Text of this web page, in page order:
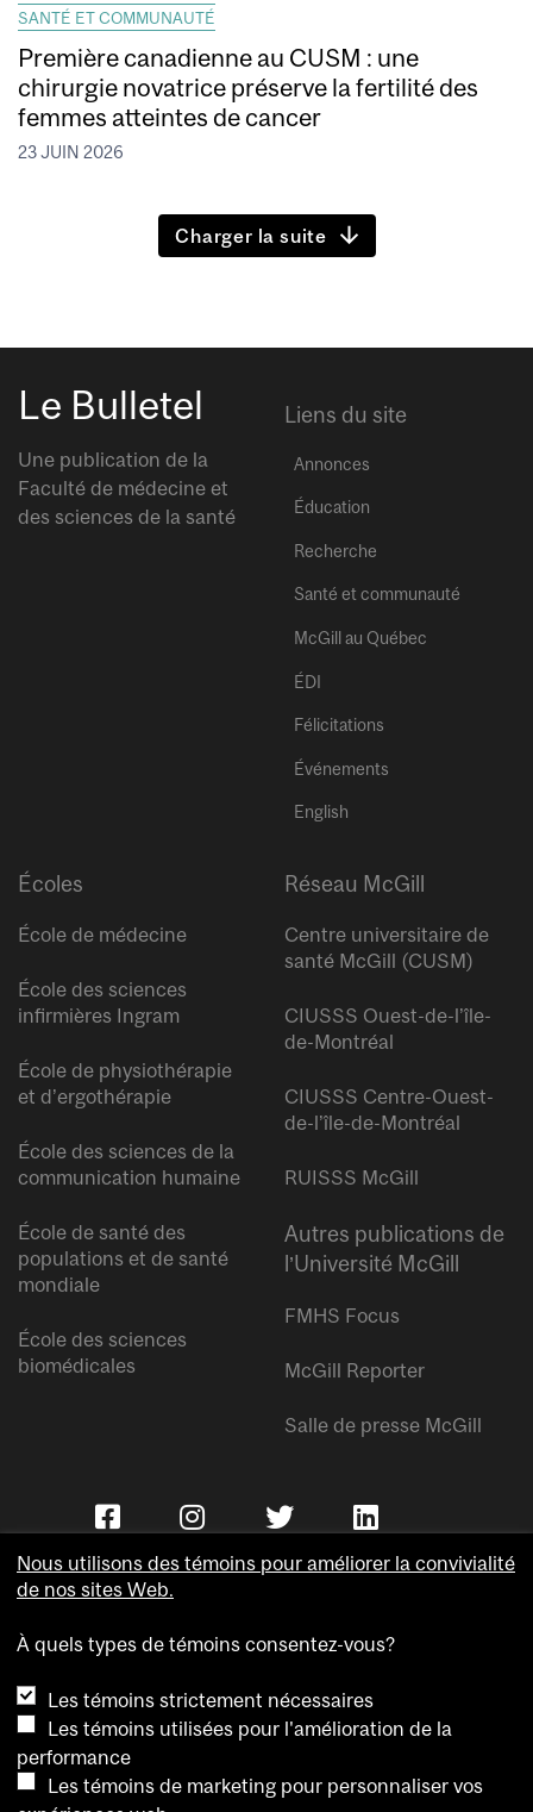
SANTÉ ET COMMUNAUTÉ
Première canadienne au CUSM : une
chirurgie novatrice préserve la fertilité des
femmes atteintes de cancer
23 JUIN 2026
Charger la suite
Le Bulletel
Une publication de la
Faculté de médecine et
des sciences de la santé
Liens du site
Annonces
Éducation
Recherche
Santé et communauté
McGill au Québec
ÉDI
Félicitations
Événements
English
Écoles
École de médecine
École des sciences
infirmières Ingram
École de physiothérapie
et d’ergothérapie
École des sciences de la
communication humaine
École de santé des
populations et de santé
mondiale
École des sciences
biomédicales
Réseau McGill
Centre universitaire de
santé McGill (CUSM)
CIUSSS Ouest-de-l’île-
de-Montréal
CIUSSS Centre-Ouest-
de-l’île-de-Montréal
RUISSS McGill
Autres publications de
l’Université McGill
FMHS Focus
McGill Reporter
Salle de presse McGill
Accessibilité
Confidentialité
Avis sur les témoins
Nous utilisons des témoins pour améliorer la convivialité
de nos sites Web.
À quels types de témoins consentez-vous?
Les témoins strictement nécessaires
Les témoins utilisées pour l'amélioration de la
performance
Les témoins de marketing pour personnaliser vos